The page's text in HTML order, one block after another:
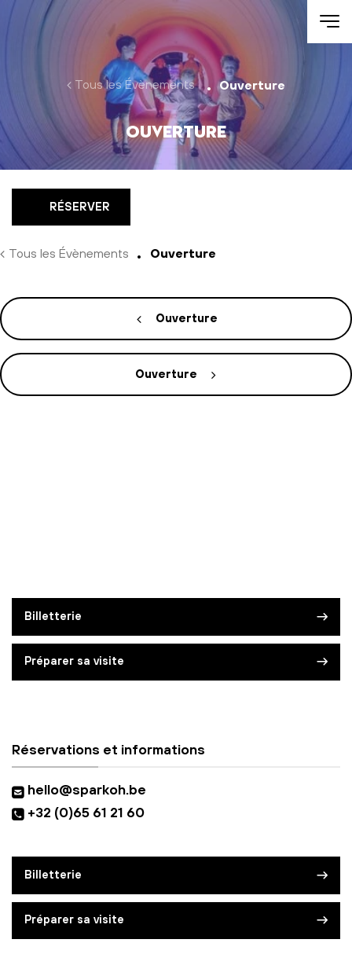
Aller au contenu
Tous les Évènements Ouverture
Ouverture
RÉSERVER
Billetterie
Préparer sa visite
Tous les Évènements Ouverture
Ouverture
Ouverture
Réservations et informations
hello@sparkoh.be
+32 (0)65 61 21 60
Billetterie
Préparer sa visite